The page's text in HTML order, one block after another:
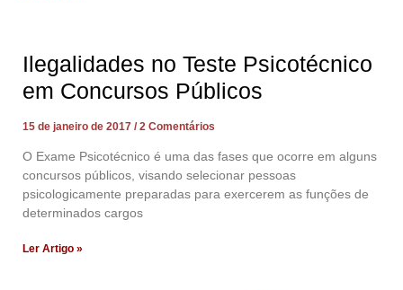
Ilegalidades no Teste Psicotécnico
em Concursos Públicos
15 de janeiro de 2017 2 Comentários
O Exame Psicotécnico é uma das fases que ocorre em alguns
concursos públicos, visando selecionar pessoas
psicologicamente preparadas para exercerem as funções de
determinados cargos
Ler Artigo »